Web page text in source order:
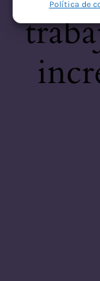
Política de